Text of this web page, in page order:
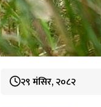
२९ मंसिर, २०८२